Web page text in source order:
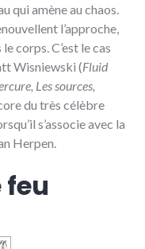
qui amène au chaos.
l’approche,
corps. C’est le cas
Wisniewski (Fluid
Les sources,
du très célèbre
s’associe avec la
Herpen.
feu